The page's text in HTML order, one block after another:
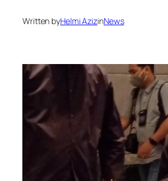
Written byHelmi AzizinNews